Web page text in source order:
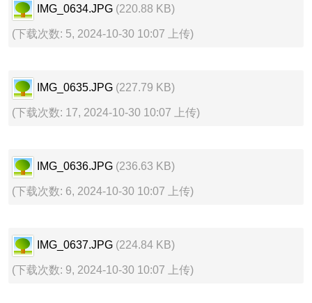
IMG_0634.JPG (220.88 KB)
(下载次数: 5, 2024-10-30 10:07 上传)
IMG_0635.JPG (227.79 KB)
(下载次数: 17, 2024-10-30 10:07 上传)
IMG_0636.JPG (236.63 KB)
(下载次数: 6, 2024-10-30 10:07 上传)
IMG_0637.JPG (224.84 KB)
(下载次数: 9, 2024-10-30 10:07 上传)